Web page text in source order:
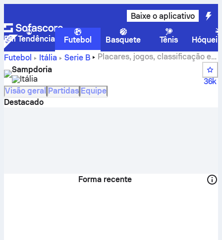
Baixe o aplicativo
Em Tendência Futebol Basquete Tênis
Hóquei
Futebol
Itália Serie B
Placares, jogos, classificação e
estatísticas de jogadores do Sampdoria
Sampdoria
Itália
36k
Visão geral Partidas Equipe
Destacado
Forma recente